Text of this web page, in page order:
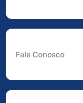
Fale Conosco